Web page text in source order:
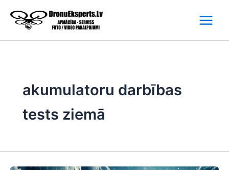
content
akumulatoru darbības
tests ziemā